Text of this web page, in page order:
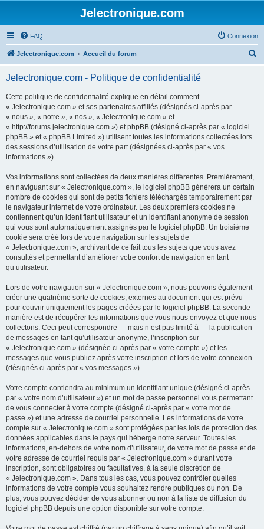
Jelectronique.com
FAQ Connexion
Jelectronique.com Accueil du forum
Jelectronique.com - Politique de confidentialité
Cette politique de confidentialité explique en détail comment
« Jelectronique.com » et ses partenaires affiliés (désignés ci-après par
« nous », « notre », « nos », « Jelectronique.com » et
« http://forums.jelectronique.com ») et phpBB (désigné ci-après par « logiciel
phpBB » et « phpBB Limited ») utilisent toutes les informations collectées lors
des sessions d’utilisation de votre part (désignées ci-après par « vos
informations »).
Vos informations sont collectées de deux manières différentes. Premièrement,
en naviguant sur « Jelectronique.com », le logiciel phpBB génèrera un certain
nombre de cookies qui sont de petits fichiers téléchargés temporairement par
le navigateur internet de votre ordinateur. Les deux premiers cookies ne
contiennent qu’un identifiant utilisateur et un identifiant anonyme de session
qui vous sont automatiquement assignés par le logiciel phpBB. Un troisième
cookie sera créé lors de votre navigation sur les sujets de
« Jelectronique.com », archivant de ce fait tous les sujets que vous avez
consultés et permettant d’améliorer votre confort de navigation en tant
qu’utilisateur.
Lors de votre navigation sur « Jelectronique.com », nous pouvons également
créer une quatrième sorte de cookies, externes au document qui est prévu
pour couvrir uniquement les pages créées par le logiciel phpBB. La seconde
manière est de récupérer les informations que vous nous envoyez et que nous
collectons. Ceci peut correspondre — mais n’est pas limité à — la publication
de messages en tant qu’utilisateur anonyme, l’inscription sur
« Jelectronique.com » (désignée ci-après par « votre compte ») et les
messages que vous publiez après votre inscription et lors de votre connexion
(désignés ci-après par « vos messages »).
Votre compte contiendra au minimum un identifiant unique (désigné ci-après
par « votre nom d’utilisateur ») et un mot de passe personnel vous permettant
de vous connecter à votre compte (désigné ci-après par « votre mot de
passe ») et une adresse de courriel personnelle. Les informations de votre
compte sur « Jelectronique.com » sont protégées par les lois de protection des
données applicables dans le pays qui héberge notre serveur. Toutes les
informations, en-dehors de votre nom d’utilisateur, de votre mot de passe et de
votre adresse de courriel requis par « Jelectronique.com » durant votre
inscription, sont obligatoires ou facultatives, à la seule discrétion de
« Jelectronique.com ». Dans tous les cas, vous pouvez contrôler quelles
informations de votre compte vous souhaitez rendre publiques ou non. De
plus, vous pouvez décider de vous abonner ou non à la liste de diffusion du
logiciel phpBB depuis une option disponible sur votre compte.